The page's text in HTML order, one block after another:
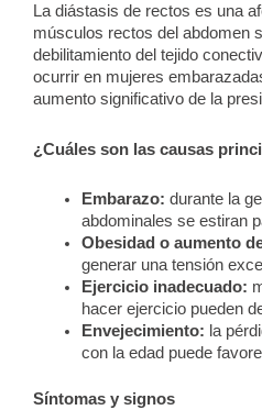
La diástasis de rectos es una
músculos rectos del abdomen
debilitamiento del tejido
ocurrir en mujeres
aumento significativo de la
¿Cuáles son las causas
Embarazo: durante la
abdominales se estiran
Obesidad o aumento
generar una tensión
Ejercicio inadecuado:
hacer ejercicio pueden
Envejecimiento: la
con la edad puede
Síntomas y signos